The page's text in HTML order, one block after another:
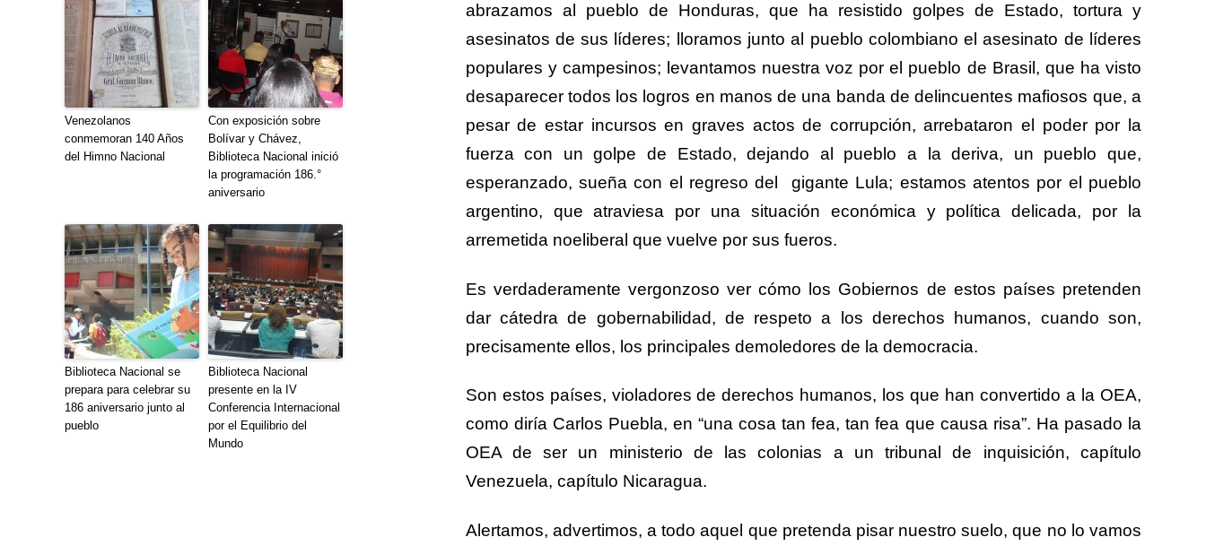
Venezolanos
conmemoran 140 Años
del Himno Nacional
Con exposición sobre
Bolívar y Chávez,
Biblioteca Nacional inició
la programación 186.°
aniversario
Biblioteca Nacional se
prepara para celebrar su
186 aniversario junto al
pueblo
Biblioteca Nacional
presente en la IV
Conferencia Internacional
por el Equilibrio del
Mundo
abrazamos al pueblo de Honduras, que ha resistido golpes de Estado, tortura y
asesinatos de sus líderes; lloramos junto al pueblo colombiano el asesinato de líderes
populares y campesinos; levantamos nuestra voz por el pueblo de Brasil, que ha visto
desaparecer todos los logros en manos de una banda de delincuentes mafiosos que, a
pesar de estar incursos en graves actos de corrupción, arrebataron el poder por la
fuerza con un golpe de Estado, dejando al pueblo a la deriva, un pueblo que,
esperanzado, sueña con el regreso del
gigante Lula; estamos atentos por el pueblo
argentino, que atraviesa por una situación económica y política delicada, por la
arremetida noeliberal que vuelve por sus fueros.
Es verdaderamente vergonzoso ver cómo los Gobiernos de estos países pretenden
dar cátedra de gobernabilidad, de respeto a los derechos humanos, cuando son,
precisamente ellos, los principales demoledores de la democracia.
Son estos países, violadores de derechos humanos, los que han convertido a la OEA,
como diría Carlos Puebla, en “una cosa tan fea, tan fea que causa risa”. Ha pasado la
OEA de ser un ministerio de las colonias a un tribunal de inquisición, capítulo
Venezuela, capítulo Nicaragua.
Alertamos, advertimos, a todo aquel que pretenda pisar nuestro suelo, que no lo vamos